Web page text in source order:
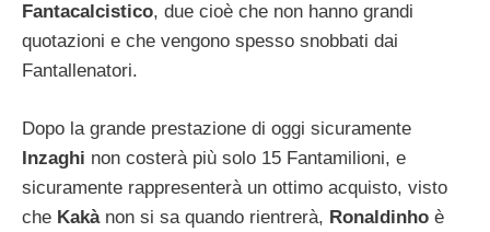
Fantacalcistico, due cioè che non hanno grandi
quotazioni e che vengono spesso snobbati dai
Fantallenatori.
Dopo la grande prestazione di oggi sicuramente
Inzaghi non costerà più solo 15 Fantamilioni, e
sicuramente rappresenterà un ottimo acquisto, visto
che Kakà non si sa quando rientrerà, Ronaldinho è